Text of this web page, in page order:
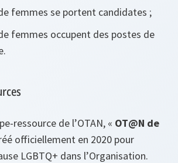
femmes se portent candidates ;
femmes occupent des postes de
ressource de l’OTAN, « OT@N de
officiellement en 2020 pour
LGBTQ+ dans l’Organisation.